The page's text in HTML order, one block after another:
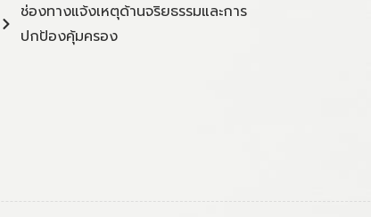
ช่องทางแจ้งเหตุด้านจริยธรรมและการ
ปกป้องคุ้มครอง